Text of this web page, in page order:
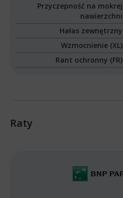
Przyczepność na mokrej
nawierzchni
Hałas zewnętrzny
Wzmocnienie (XL)
Rant ochronny (FR)
Raty